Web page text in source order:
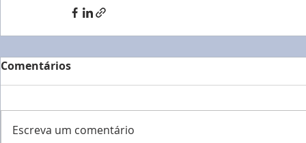
Comentários
Escreva um comentário